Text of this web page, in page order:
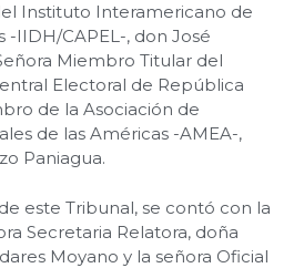
Instituto Interamericano de
IIDH/CAPEL-, don José
Miembro Titular del
Electoral de República
de la Asociación de
de las Américas -AMEA-,
Paniagua.
este Tribunal, se contó con la
Secretaria Relatora, doña
Moyano y la señora Oficial